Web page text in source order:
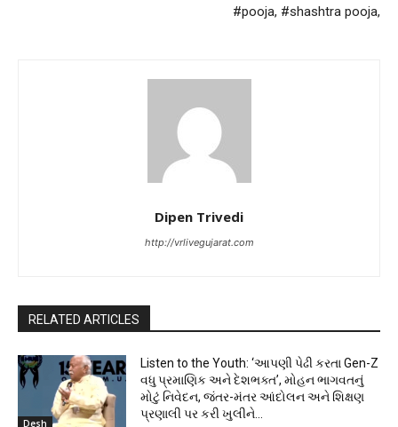
#pooja, #shashtra pooja,
Dipen Trivedi
http://vrlivegujarat.com
RELATED ARTICLES
Desh
Listen to the Youth: ‘આપણી પેઢી કરતા Gen-Z
વધુ પ્રમાણિક અને દેશભક્ત’, મોહન ભાગવતનું
મોટું નિવેદન, જંતર-મંતર આંદોલન અને શિક્ષણ
પ્રણાલી પર કરી ખુલીને...